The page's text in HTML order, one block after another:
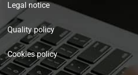
Legal notice
Quality policy
Cookies policy